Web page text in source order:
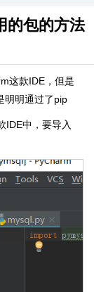
的包的方法
这款IDE，但是
明明通过了pip
IDE中，要导入